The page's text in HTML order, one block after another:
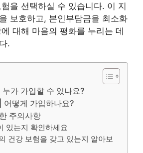
을 선택하실 수 있습니다. 이 지
보호하고, 본인부담금을 최소화
대해 마음의 평화를 누리는 데
.
가 가입할 수 있나요?
어떻게 가입하나요?
주의사항
있는지 확인하세요
건강 보험을 갖고 있는지 알아보